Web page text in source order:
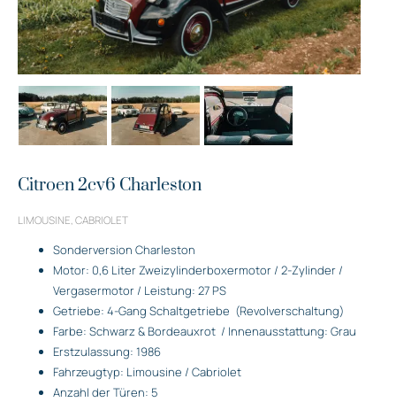
Citroen 2cv6 Charleston
LIMOUSINE, CABRIOLET
Sonderversion Charleston
Motor: 0,6 Liter Zweizylinderboxermotor / 2-Zylinder /
Vergasermotor / Leistung: 27 PS
Getriebe: 4-Gang Schaltgetriebe (Revolverschaltung)
Farbe: Schwarz & Bordeauxrot / Innenausstattung: Grau
Erstzulassung: 1986
Fahrzeugtyp: Limousine / Cabriolet
Anzahl der Türen: 5